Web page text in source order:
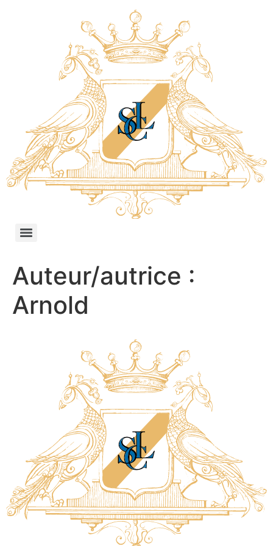
Auteur/autrice :
Arnold